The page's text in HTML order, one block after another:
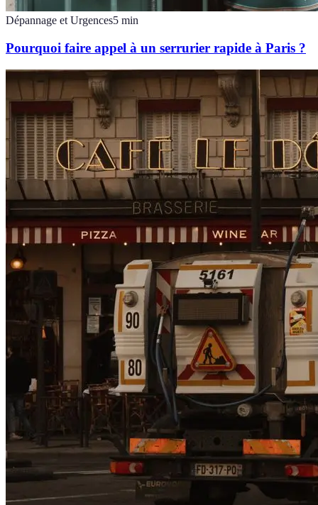
Dépannage et Urgences5 min
Pourquoi faire appel à un serrurier rapide à Paris ?